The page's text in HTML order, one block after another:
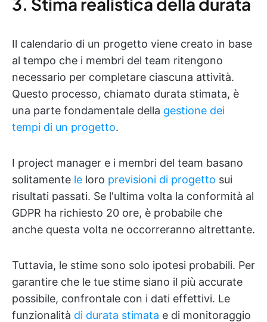
Il calendario di un progetto viene creato in base
al tempo che i membri del team ritengono
necessario per completare ciascuna attività.
Questo processo, chiamato durata stimata, è
una parte fondamentale della gestione dei
tempi di un progetto.
I project manager e i membri del team basano
solitamente le loro previsioni di progetto sui
risultati passati. Se l'ultima volta la conformità al
GDPR ha richiesto 20 ore, è probabile che
anche questa volta ne occorreranno altrettante.
Tuttavia, le stime sono solo ipotesi probabili. Per
garantire che le tue stime siano il più accurate
possibile, confrontale con i dati effettivi. Le
funzionalità di durata stimata e di monitoraggio